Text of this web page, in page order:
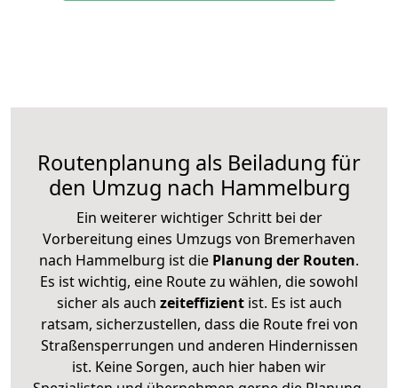
Routenplanung als Beiladung für
den Umzug nach Hammelburg
Ein weiterer wichtiger Schritt bei der
Vorbereitung eines Umzugs von Bremerhaven
nach Hammelburg ist die Planung der Routen.
Es ist wichtig, eine Route zu wählen, die sowohl
sicher als auch zeiteffizientist. Es ist auch
ratsam, sicherzustellen, dass die Route frei von
Straßensperrungen und anderen Hindernissen
ist. Keine Sorgen, auch hier haben wir